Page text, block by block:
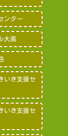
ンター
大高
いき支援セ
いき支援セ